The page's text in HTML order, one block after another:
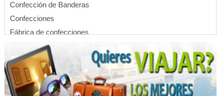
Confección de Banderas
Confecciones
Fábrica de confecciones
Bordados Computarizados
Bordados
Trajes Típicos
Trajes Folklóricos